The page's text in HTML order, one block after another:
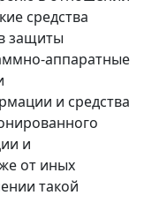
средства
защиты
аппаратные
и средства
и
от иных
такой